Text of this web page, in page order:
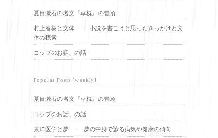
夏目漱石の名文『草枕』の冒頭
村上春樹と文体 − 小説を書こうと思ったきっかけと文
体の模索
コップのお話、の話
Popular Posts [weekly]
夏目漱石の名文『草枕』の冒頭
コップのお話、の話
東洋医学と夢 − 夢の中身で診る病気や健康の傾向